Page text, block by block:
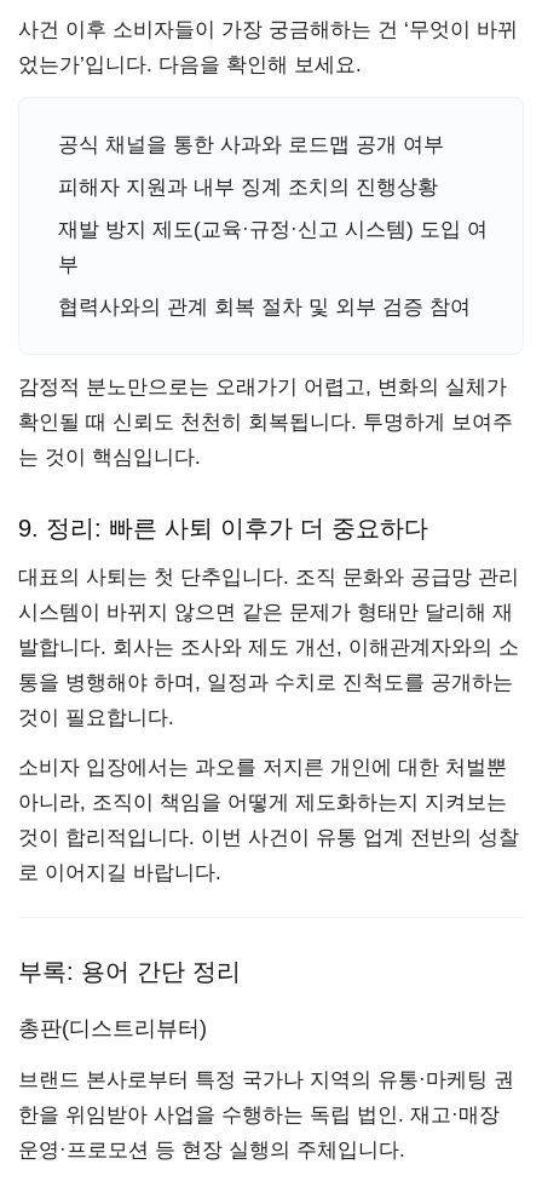
사건 이후 소비자들이 가장 궁금해하는 건 ‘무엇이 바뀌
었는가’입니다. 다음을 확인해 보세요.
공식 채널을 통한 사과와 로드맵 공개 여부
피해자 지원과 내부 징계 조치의 진행상황
재발 방지 제도(교육·규정·신고 시스템) 도입 여
부
협력사와의 관계 회복 절차 및 외부 검증 참여
감정적 분노만으로는 오래가기 어렵고, 변화의 실체가
확인될 때 신뢰도 천천히 회복됩니다. 투명하게 보여주
는 것이 핵심입니다.
9. 정리: 빠른 사퇴 이후가 더 중요하다
대표의 사퇴는 첫 단추입니다. 조직 문화와 공급망 관리
시스템이 바뀌지 않으면 같은 문제가 형태만 달리해 재
발합니다. 회사는 조사와 제도 개선, 이해관계자와의 소
통을 병행해야 하며, 일정과 수치로 진척도를 공개하는
것이 필요합니다.
소비자 입장에서는 과오를 저지른 개인에 대한 처벌뿐
아니라, 조직이 책임을 어떻게 제도화하는지 지켜보는
것이 합리적입니다. 이번 사건이 유통 업계 전반의 성찰
로 이어지길 바랍니다.
부록: 용어 간단 정리
총판(디스트리뷰터)
브랜드 본사로부터 특정 국가나 지역의 유통·마케팅 권
한을 위임받아 사업을 수행하는 독립 법인. 재고·매장
운영·프로모션 등 현장 실행의 주체입니다.